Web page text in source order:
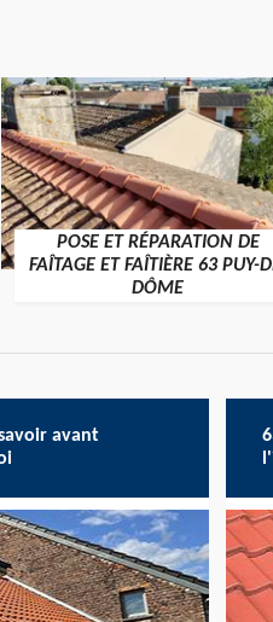
POSE ET RÉPARATION DE
FAÎTAGE ET FAÎTIÈRE 63 PUY-
DÔME
avant